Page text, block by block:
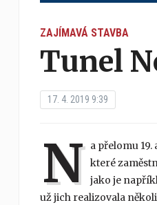
ZAJÍMAVÁ STAVBA
Tunel
17. 4. 2019 9:39
N
a přelomu
které
jako je
už jich realizovala